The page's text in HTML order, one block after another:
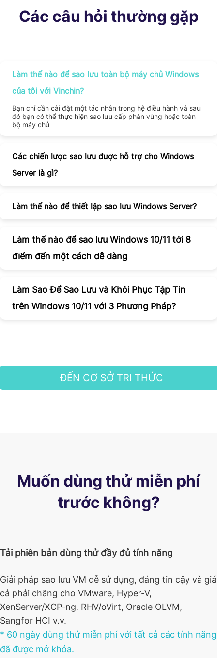
Các câu hỏi thường gặp
Làm thế nào để sao lưu toàn bộ máy chủ Windows
của tôi với Vinchin?
Bạn chỉ cần cài đặt một tác nhân trong hệ điều hành và sau
đó bạn có thể thực hiện sao lưu cấp phân vùng hoặc toàn
bộ máy chủ
Các chiến lược sao lưu được hỗ trợ cho Windows
Server là gì?
Làm thế nào để thiết lập sao lưu Windows Server?
Làm thế nào để sao lưu Windows 10/11 tới 8
điểm đến một cách dễ dàng
Làm Sao Để Sao Lưu và Khôi Phục Tập Tin
trên Windows 10/11 với 3 Phương Pháp?
ĐẾN CƠ SỞ TRI THỨC
Muốn dùng thử miễn phí
trước không?
Tải phiên bản dùng thử đầy đủ tính năng
Giải pháp sao lưu VM dễ sử dụng, đáng tin cậy và giá
cả phải chăng cho VMware, Hyper-V,
XenServer/XCP-ng, RHV/oVirt, Oracle OLVM,
Sangfor HCI v.v.
* 60 ngày dùng thử miễn phí với tất cả các tính năng
đã được mở khóa.